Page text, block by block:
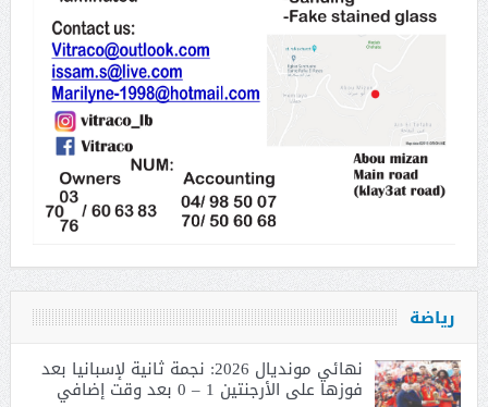
رياضة
نهائي مونديال 2026: نجمة ثانية لإسبانيا بعد
فوزها على الأرجنتين 1 – 0 بعد وقت إضافي